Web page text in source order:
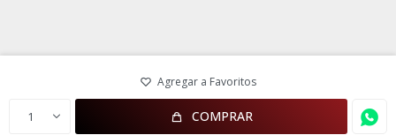
1 COMPRAR
Fenicio